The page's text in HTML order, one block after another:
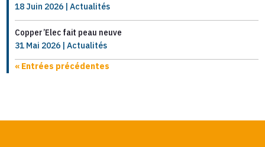
18 Juin 2026 |Actualités
Copper’Elec fait peau neuve
31 Mai 2026 |Actualités
« Entrées précédentes